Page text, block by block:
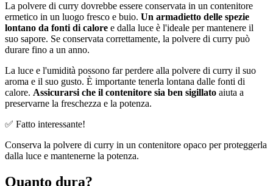
La polvere di curry dovrebbe essere conservata in un contenitore
ermetico in un luogo fresco e buio. Un armadietto delle spezie
lontano da fonti di calore e dalla luce è l'ideale per mantenere il
suo sapore. Se conservata correttamente, la polvere di curry può
durare fino a un anno.
La luce e l'umidità possono far perdere alla polvere di curry il suo
aroma e il suo gusto. È importante tenerla lontana dalle fonti di
calore. Assicurarsi che il contenitore sia ben sigillato aiuta a
preservarne la freschezza e la potenza.
✅ Fatto interessante!
Conserva la polvere di curry in un contenitore opaco per proteggerla
dalla luce e mantenerne la potenza.
Quanto dura?